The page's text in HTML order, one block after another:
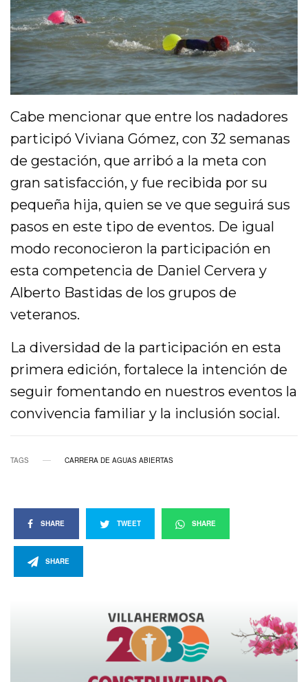
Cabe mencionar que entre los nadadores
participó Viviana Gómez, con 32 semanas
de gestación, que arribó a la meta con
gran satisfacción, y fue recibida por su
pequeña hija, quien se ve que seguirá sus
pasos en este tipo de eventos. De igual
modo reconocieron la participación en
esta competencia de Daniel Cervera y
Alberto Bastidas de los grupos de
veteranos.
La diversidad de la participación en esta
primera edición, fortalece la intención de
seguir fomentando en nuestros eventos la
convivencia familiar y la inclusión social.
TAGS CARRERA DE AGUAS ABIERTAS
SHARE TWEET SHARE
SHARE